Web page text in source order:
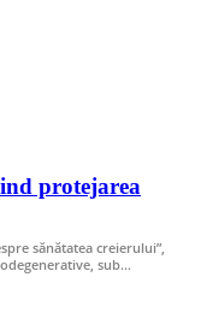
protejarea
sănătatea creierului”,
sub…